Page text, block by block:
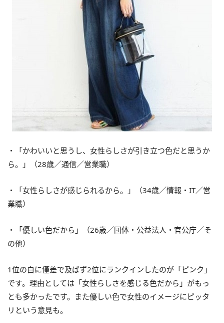
・「かわいいと思うし、女性らしさが引き立つ色だと思うか
ら。」（28歳／通信／営業職）
・「女性らしさが感じられるから。」（34歳／情報・IT／営
業職）
・「優しい色だから」（26歳／団体・公益法人・官公庁／そ
の他）
1位の白に僅差で及ばず2位にランクインしたのが「ピンク」
です。理由としては「女性らしさを感じる色だから」がもっ
とも多かったです。また優しい色で女性のイメージにピッタ
リという意見も。